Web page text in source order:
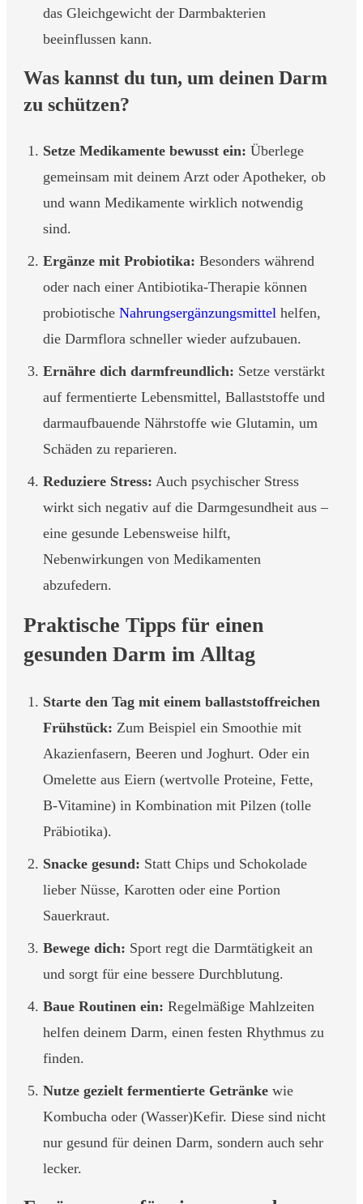
das Gleichgewicht der Darmbakterien
beeinflussen kann.
Was kannst du tun, um deinen Darm
zu schützen?
Setze Medikamente bewusst ein: Überlege
gemeinsam mit deinem Arzt oder Apotheker, ob
und wann Medikamente wirklich notwendig
sind.
Ergänze mit Probiotika: Besonders während
oder nach einer Antibiotika-Therapie können
probiotische Nahrungsergänzungsmittel helfen,
die Darmflora schneller wieder aufzubauen.
Ernähre dich darmfreundlich: Setze verstärkt
auf fermentierte Lebensmittel, Ballaststoffe und
darmaufbauende Nährstoffe wie Glutamin, um
Schäden zu reparieren.
Reduziere Stress: Auch psychischer Stress
wirkt sich negativ auf die Darmgesundheit aus –
eine gesunde Lebensweise hilft,
Nebenwirkungen von Medikamenten
abzufedern.
Praktische Tipps für einen
gesunden Darm im Alltag
Starte den Tag mit einem ballaststoffreichen
Frühstück: Zum Beispiel ein Smoothie mit
Akazienfasern, Beeren und Joghurt. Oder ein
Omelette aus Eiern (wertvolle Proteine, Fette,
B-Vitamine) in Kombination mit Pilzen (tolle
Präbiotika).
Snacke gesund: Statt Chips und Schokolade
lieber Nüsse, Karotten oder eine Portion
Sauerkraut.
Bewege dich: Sport regt die Darmtätigkeit an
und sorgt für eine bessere Durchblutung.
Baue Routinen ein: Regelmäßige Mahlzeiten
helfen deinem Darm, einen festen Rhythmus zu
finden.
Nutze gezielt fermentierte Getränke wie
Kombucha oder (Wasser)Kefir. Diese sind nicht
nur gesund für deinen Darm, sondern auch sehr
lecker.